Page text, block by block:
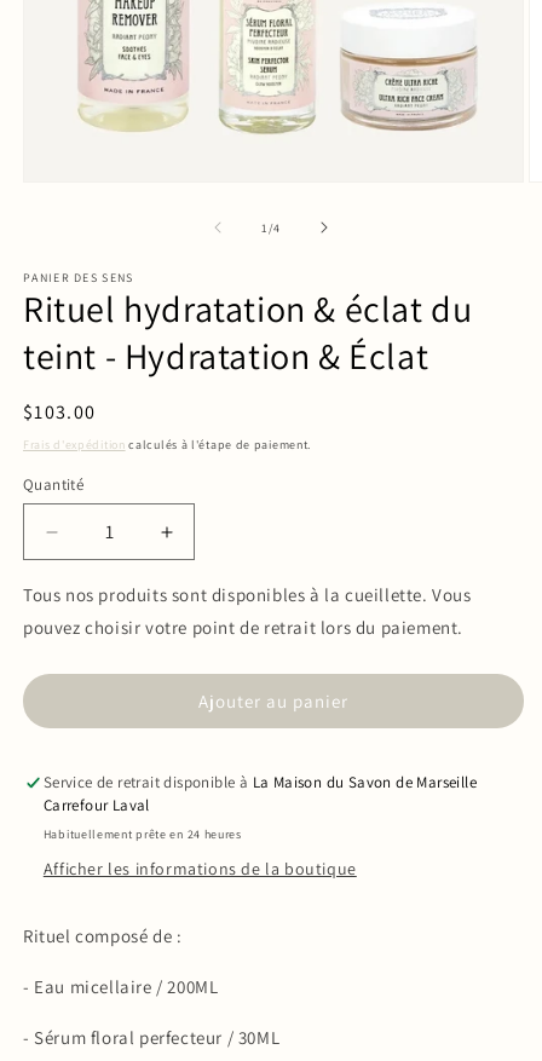
1 /de
4
PANIER DES SENS
Rituel hydratation & éclat du
teint - Hydratation & Éclat
Prix
habituel
$103.00
Frais d'expédition calculés à l'étape de paiement.
Quantité
Quantité
Réduire
la
quantité
de
hydratation
teint
-
Éclat
Augmenter
la
quantité
de
Rituel
hydratation
&amp;
éclat
teint
Éclat
Tous nos produits sont disponibles à la cueillette. Vous
pouvez choisir votre point de retrait lors du paiement.
Ajouter au panier
Service de retrait disponible à La Maison du Savon de Marseille
Carrefour Laval
Habituellement prête en 24 heures
Afficher les informations de la boutique
Rituel composé de :
- Eau micellaire / 200ML
- Sérum floral perfecteur / 30ML